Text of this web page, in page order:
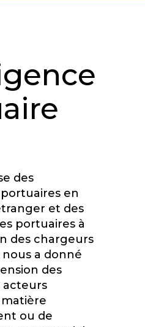
des
en
et des
portuaires à
des chargeurs
a donné
des
acteurs
ou de